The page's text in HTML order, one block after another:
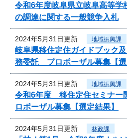
令和6年度岐阜県立岐阜高等学
の調達に関する一般競争入札
2024年5月31日更新 地域振興課
岐阜県移住定住ガイドブック
務委託 プロポーザル募集【選
2024年5月31日更新 地域振興課
令和6年度 移住定住セミナ
ロポーザル募集【選定結果】
2024年5月31日更新 林政課